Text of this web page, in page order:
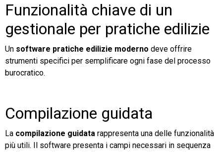
Funzionalità chiave di un
gestionale per pratiche edilizie
Un software pratiche edilizie moderno deve offrire
strumenti specifici per semplificare ogni fase del processo
burocratico.
Compilazione guidata
La compilazione guidata rappresenta una delle funzionalità
più utili. Il software presenta i campi necessari in sequenza